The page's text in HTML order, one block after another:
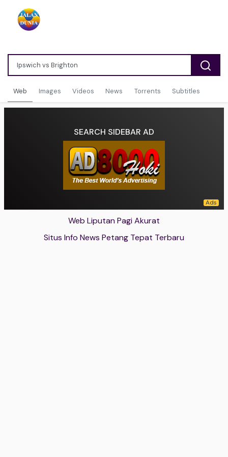
Web Images Videos News Torrents Subtitles
SEARCH SIDEBAR AD
Web Liputan Pagi Akurat
Situs Info News Petang Tepat Terbaru